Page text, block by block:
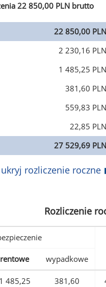
22 850,00 PLN brutto
22 850,00 PLN
2 230,16 PLN
1 485,25 PLN
381,60 PLN
559,83 PLN
22,85 PLN
27 529,69 PLN
ukryj rozliczenie roczne
Rozliczenie
rentowe wypadkowe
1 485,25 381,60